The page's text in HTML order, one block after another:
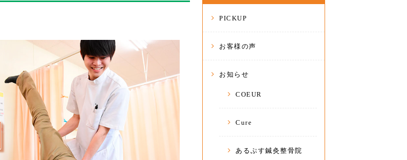
PICKUP
お客様の声
お知らせ
COEUR
Cure
あるぷす鍼灸整骨院